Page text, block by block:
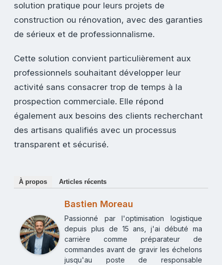
solution pratique pour leurs projets de
construction ou rénovation, avec des garanties
de sérieux et de professionnalisme.
Cette solution convient particulièrement aux
professionnels souhaitant développer leur
activité sans consacrer trop de temps à la
prospection commerciale. Elle répond
également aux besoins des clients recherchant
des artisans qualifiés avec un processus
transparent et sécurisé.
À propos Articles récents
Bastien Moreau
Passionné par l'optimisation logistique
depuis plus de 15 ans, j'ai débuté ma
carrière comme préparateur de
commandes avant de gravir les échelons
jusqu'au poste de responsable